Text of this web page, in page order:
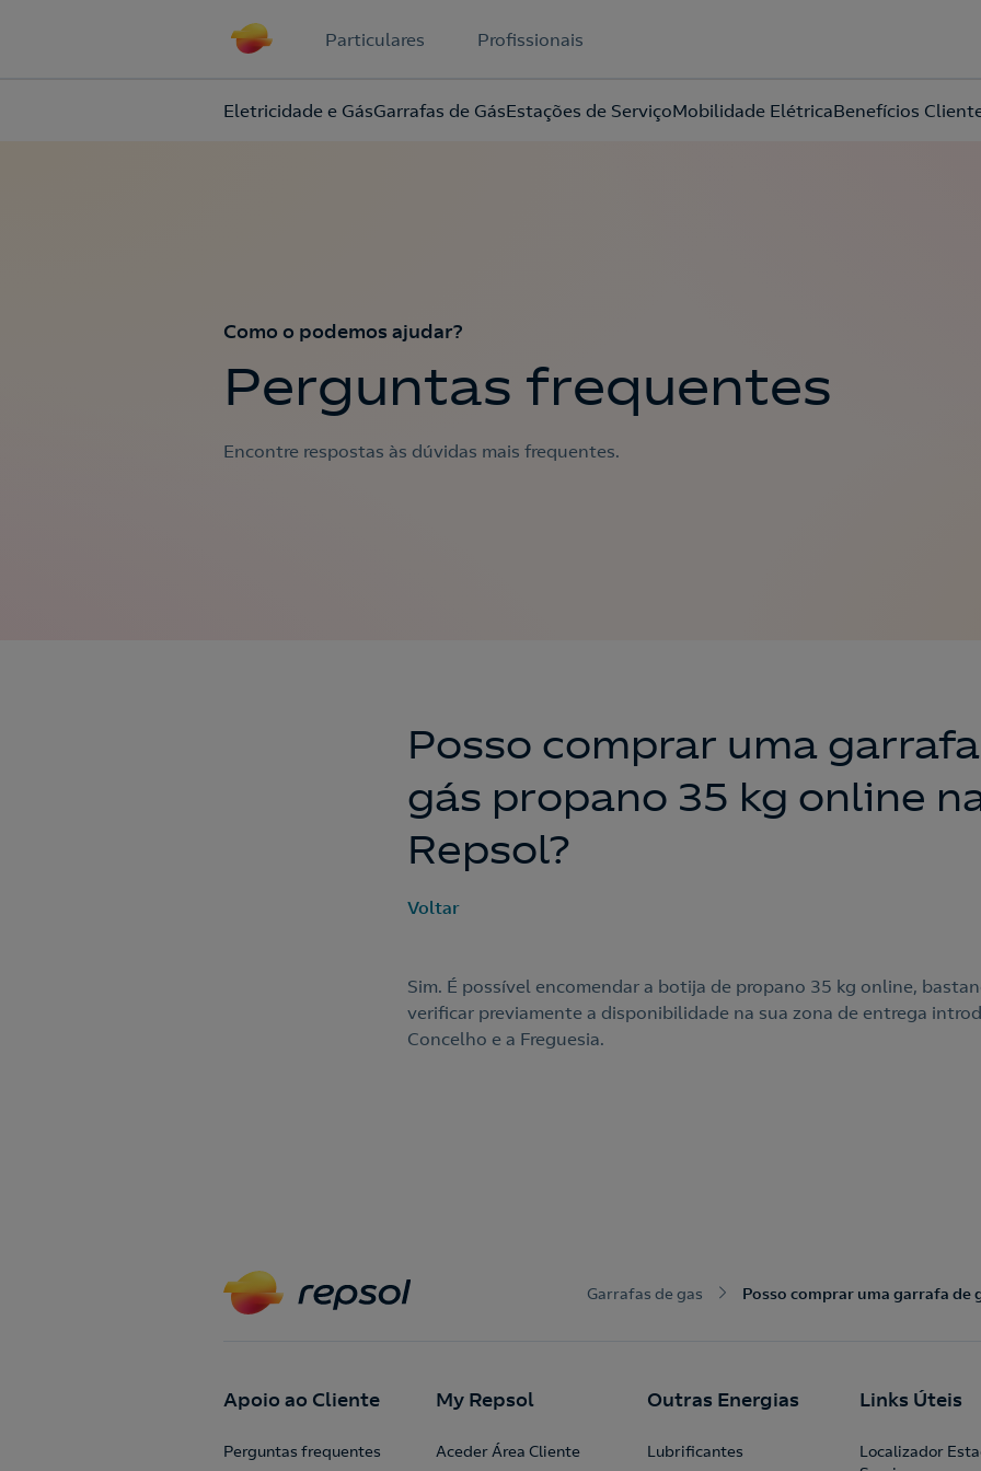
Particulares Profissionais
Eletricidade e GásGarrafas de GásEstações de ServiçoMobilidade ElétricaBenefícios
Acepto la política de protección de datos.
Como o podemos ajudar?
Perguntas frequentes
Encontre respostas às dúvidas mais frequentes.
Posso comprar uma
gás propano 35 kg online
Repsol?
Voltar
Sim. É possível encomendar a botija de propano 35 kg online,
verificar previamente a disponibilidade na sua zona de entrega
Concelho e a Freguesia.
Garrafas de gas Posso comprar uma garrafa de
Apoio ao Cliente
Perguntas frequentes
My Repsol
Aceder Área Cliente
Outras Energias
Lubrificantes
Links Úteis
Localizador